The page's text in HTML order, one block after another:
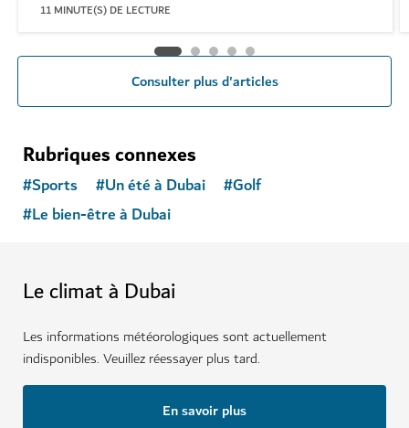
11 MINUTE(S) DE LECTURE
Consulter plus d'articles
Rubriques connexes
#Sports #Un été à Dubai #Golf
#Le bien-être à Dubai
Le climat à Dubai
Les informations météorologiques sont actuellement
indisponibles. Veuillez réessayer plus tard.
En savoir plus